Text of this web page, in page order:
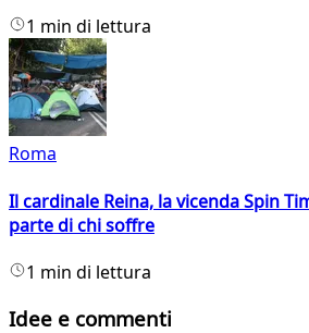
1 min di lettura
Roma
Il cardinale Reina, la vicenda Spin
parte di chi soffre
1 min di lettura
Idee e commenti